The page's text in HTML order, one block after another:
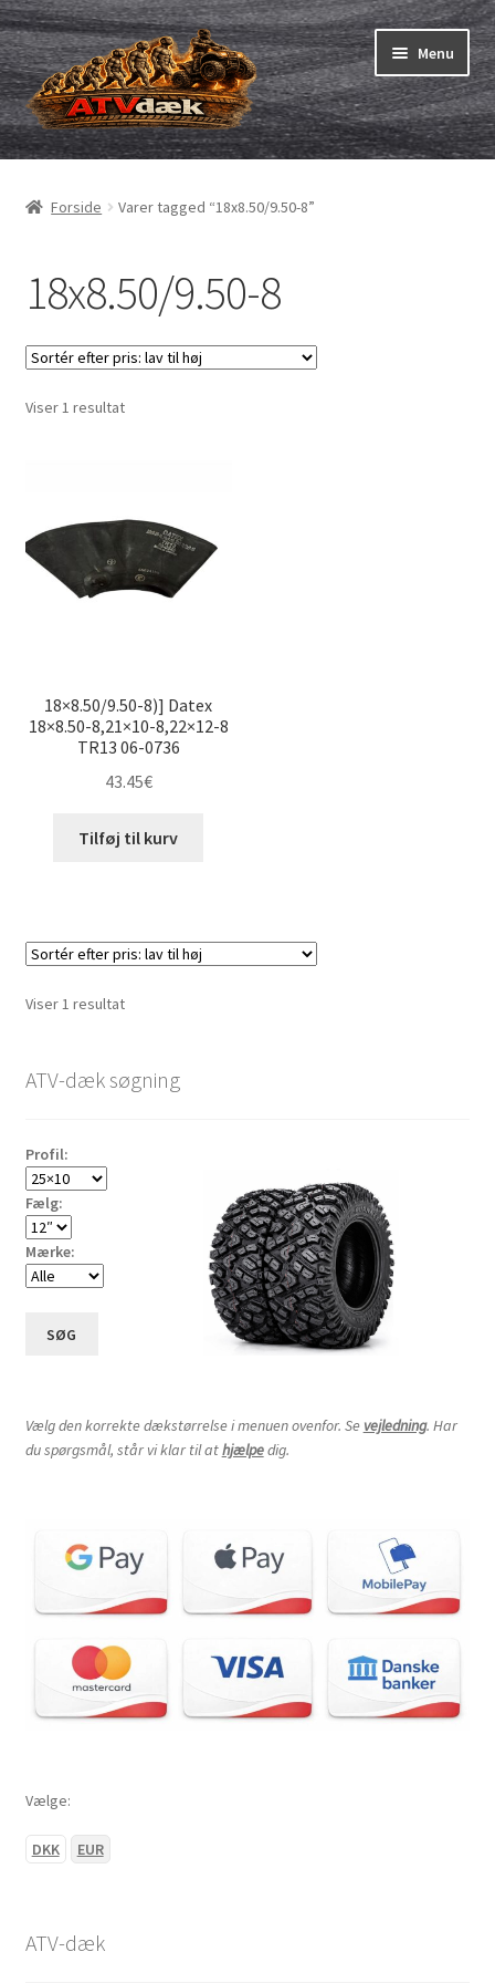
Spring
til
navigation
Spring
til
indhold
Menu
ATV-dæk
Udfold
Karting
Forside Varer tagged “18x8.50/9.50-8”
18x8.50/9.50-8
Viser 1 resultat
18×8.50/9.50-8)] Datex
18×8.50-8,21×10-8,22×12-8
TR13 06-0736
43.45€
Tilføj til kurv
Viser 1 resultat
ATV-dæk søgning
Profil:
Fælg:
Mærke:
SØG
Vælg den korrekte dækstørrelse i menuen ovenfor. Se vejledning. Har
du spørgsmål, står vi klar til athjælpedig.
Vælge:
DKK EUR
ATV-dæk